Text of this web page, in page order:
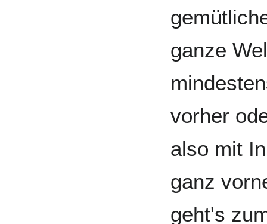
ganze
vorher
also mit
ganz
geht's